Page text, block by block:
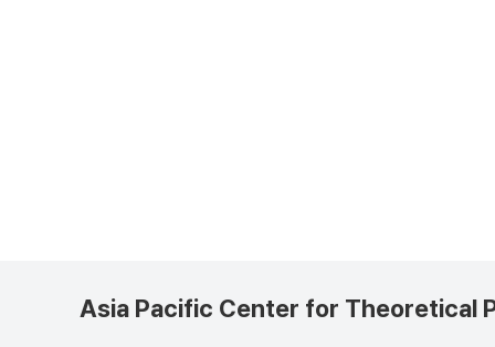
Asia Pacific Center for Theoretical